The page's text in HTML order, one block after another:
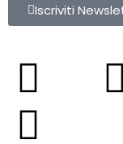
Iscriviti